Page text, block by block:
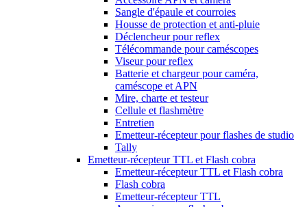
Sangle d'épaule et courroies
Housse de protection et anti-pluie
Déclencheur pour reflex
Télécommande pour caméscopes
Viseur pour reflex
Batterie et chargeur pour caméra,
caméscope et APN
Mire, charte et testeur
Cellule et flashmètre
Entretien
Emetteur-récepteur pour flashes de studio
Tally
Emetteur-récepteur TTL et Flash cobra
Emetteur-récepteur TTL et Flash cobra
Flash cobra
Emetteur-récepteur TTL